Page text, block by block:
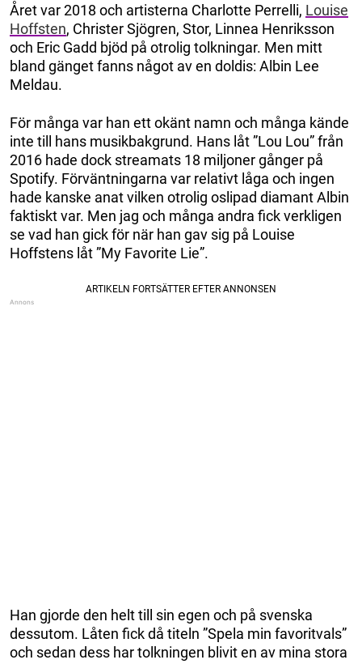
Året var 2018 och artisterna Charlotte Perrelli, Louise
Hoffsten, Christer Sjögren, Stor, Linnea Henriksson
och Eric Gadd bjöd på otrolig tolkningar. Men mitt
bland gänget fanns något av en doldis: Albin Lee
Meldau.
För många var han ett okänt namn och många kände
inte till hans musikbakgrund. Hans låt ”Lou Lou” från
2016 hade dock streamats 18 miljoner gånger på
Spotify. Förväntningarna var relativt låga och ingen
hade kanske anat vilken otrolig oslipad diamant Albin
faktiskt var. Men jag och många andra fick verkligen
se vad han gick för när han gav sig på Louise
Hoffstens låt ”My Favorite Lie”.
Han gjorde den helt till sin egen och på svenska
dessutom. Låten fick då titeln ”Spela min favoritvals”
och sedan dess har tolkningen blivit en av mina stora